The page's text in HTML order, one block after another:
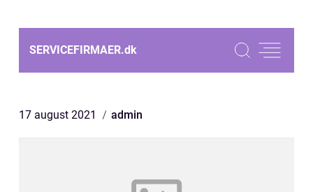
SERVICEFIRMAER.dk
17 august 2021 admin